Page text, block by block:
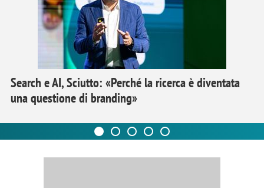
Search e AI, Sciutto: «Perché la ricerca è diventata
una questione di branding»